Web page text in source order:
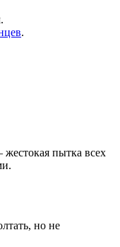
.
пытка всех
но не